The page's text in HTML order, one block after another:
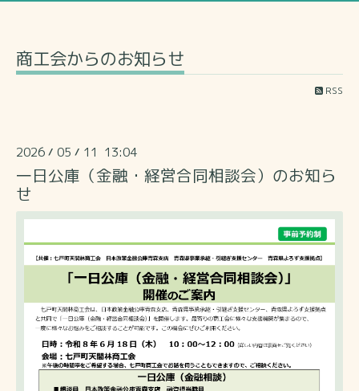
商工会からのお知らせ
RSS
2026 / 05 / 11 13:04
一日公庫（金融・経営合同相談会）のお知ら
せ